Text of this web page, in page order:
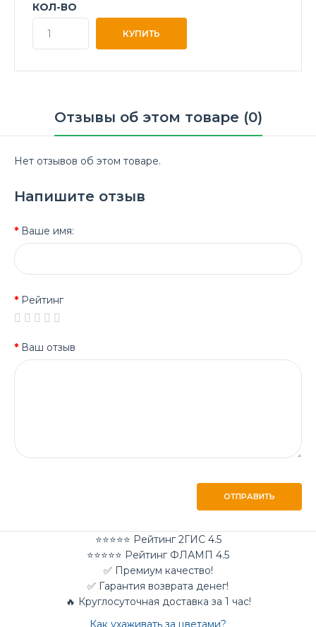
КОЛ-ВО
Отзывы об этом товаре (0)
Нет отзывов об этом товаре.
Напишите отзыв
Ваше имя:
Рейтинг
Ваш отзыв
ОТПРАВИТЬ
⭐⭐⭐⭐⭐ Рейтинг 2ГИС 4.5
⭐⭐⭐⭐⭐ Рейтинг ФЛАМП 4.5
✅ Премиум качество!
✅ Гарантия возврата денег!
🔥 Круглосуточная доставка за 1 час!
Как ухаживать за цветами?